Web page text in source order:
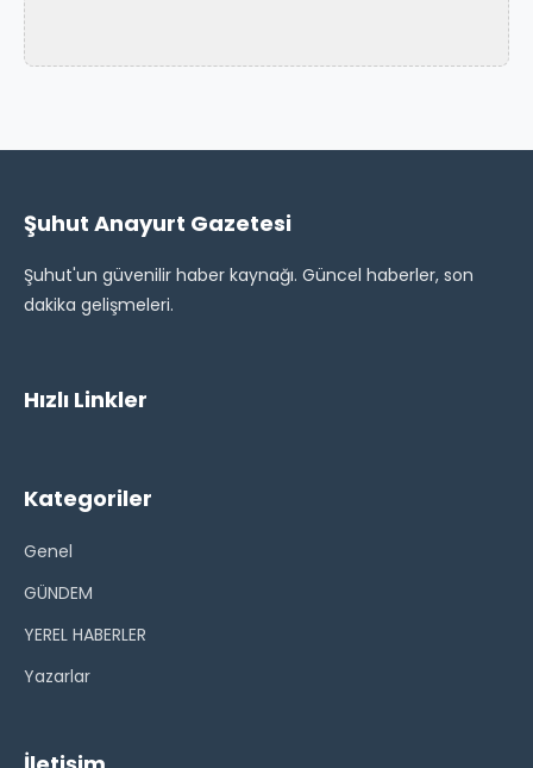
Şuhut Anayurt Gazetesi
Şuhut'un güvenilir haber kaynağı. Güncel haberler, son
dakika gelişmeleri.
Hızlı Linkler
Kategoriler
Genel
GÜNDEM
YEREL HABERLER
Yazarlar